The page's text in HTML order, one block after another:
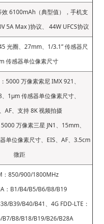
6100mAh（典型值），手机支
5A Max )协议、 44W UFCS协议
光圈、27mm、1/3.1” 传感器尺
传感器单位像素尺寸
5000 万像素索尼 IMX 921、
1μm 传感器单位像素尺寸、
AF、支持 8K 视频拍摄
万像素三星 JN1、15mm、
单位像素尺寸、EIS、AF、3.5cm
微距
：850/900/1800MHz
：B1/B4/B5/B6/B8/B19
B39/B40/B41、4G FDD-LTE：
B7/B8/B18/B19/B26/B28A